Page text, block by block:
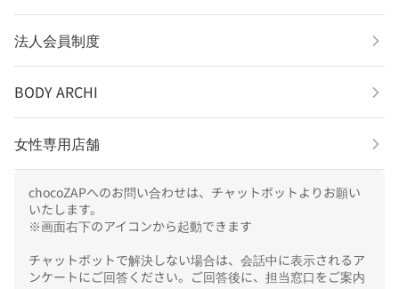
法人会員制度
BODY ARCHI
女性専用店舗
chocoZAPへのお問い合わせは、チャットボットよりお願い
いたします。
※画面右下のアイコンから起動できます
チャットボットで解決しない場合は、会話中に表示されるア
ンケートにご回答ください。ご回答後に、担当窓口をご案内